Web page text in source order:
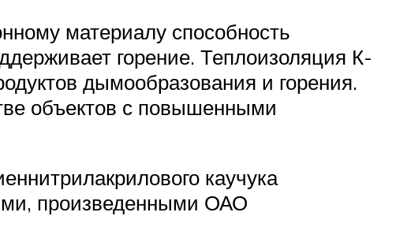
материалу способность
горение. Теплоизоляция К-
дымообразования и горения.
объектов с повышенными
каучука
произведенными ОАО